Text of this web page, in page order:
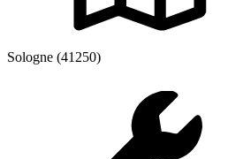
Sologne (41250)